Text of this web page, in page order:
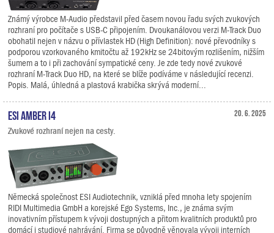
Známý výrobce M-Audio představil před časem novou řadu svých zvukových
rozhraní pro počítače s USB-C připojením. Dvoukanálovou verzi M-Track Duo
obohatil nejen v názvu o přívlastek HD (High Definition): nové převodníky s
podporou vzorkovaného kmitočtu až 192kHz se 24bitovým rozlišením, nižším
šumem a to i při zachování sympatické ceny. Je zde tedy nové zvukové
rozhraní M-Track Duo HD, na které se blíže podíváme v následující recenzi.
Popis. Malá, úhledná a plastová krabička skrývá moderní...
20. 6. 2025
ESI Amber i4
Zvukové rozhraní nejen na cesty.
Německá společnost ESI Audiotechnik, vzniklá před mnoha lety spojením
RIDI Multimedia GmbH a korejské Ego Systems, Inc., je známa svým
inovativním přístupem k vývoji dostupných a přitom kvalitních produktů pro
domácí i studiové nahrávání. Firma se původně věnovala vývoji interních